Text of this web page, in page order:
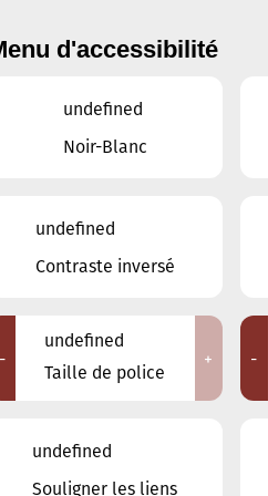
MUSICAL
AVRIL
28 29 30
d'accessibilité
undefined
Noir-Blanc
undefined
Contraste inversé
-
undefined
Taille de police
+ -
undefined
Souligner les liens